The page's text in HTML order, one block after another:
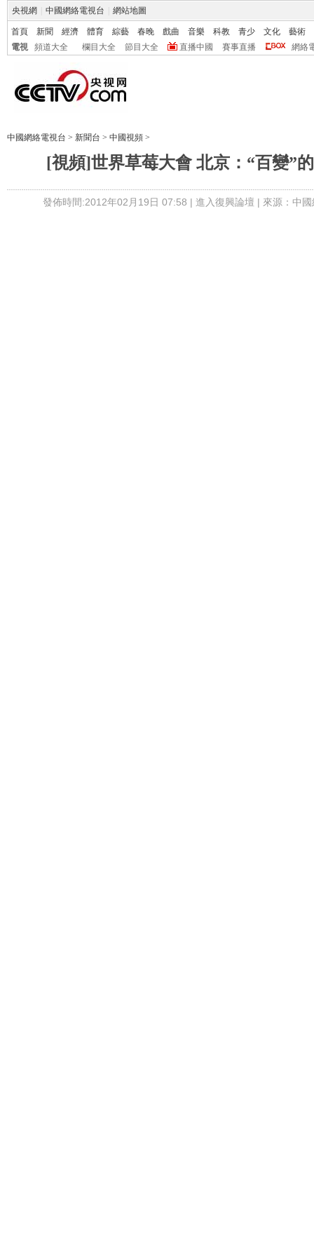
央視網 中國網絡電視台 網站地圖
首頁 新聞 經濟 體育 綜藝 春晚 戲曲 音樂 科教 青少 文化
藝術
電視
頻道大全 欄目大全 節目大全 直播中國 賽事直播 網絡
中國網絡電視台 > 新聞台 > 中國視頻 >
[視頻]世界草莓大會 北京：“百變”
發佈時間:2012年02月19日 07:58 | 進入復興論壇 | 來源：中